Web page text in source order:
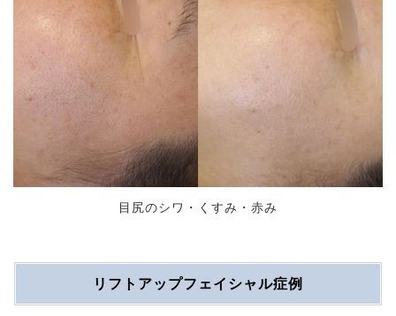
目尻のシワ・くすみ・赤み
リフトアップフェイシャル症例